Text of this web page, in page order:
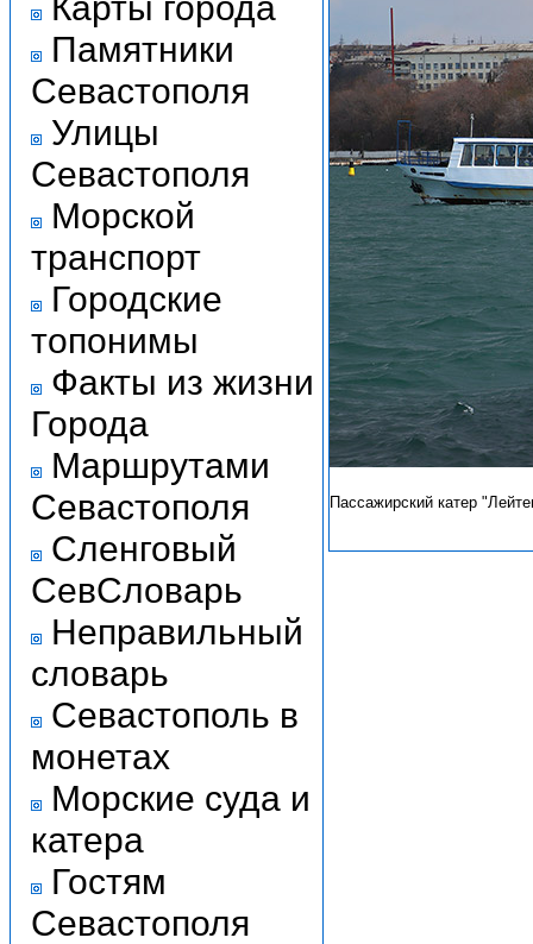
Памятники
Севастополя
Улицы
Севастополя
Морской
транспорт
Городские
топонимы
Факты из жизни
Города
Маршрутами
Севастополя
Сленговый
СевСловарь
Неправильный
словарь
Севастополь в
монетах
Морские суда и
катера
Гостям
Севастополя
Пассажирский катер